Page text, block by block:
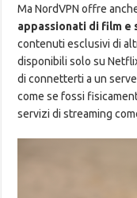
Ma NordVPN offre
appassionati di film e
contenuti esclusivi di
disponibili solo su
di connetterti a un
come se fossi
servizi di streaming